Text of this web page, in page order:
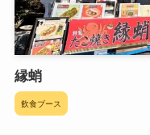
縁蛸
飲食ブース